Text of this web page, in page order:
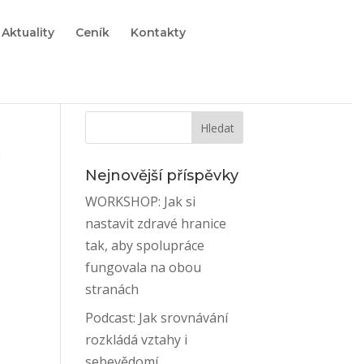
Aktuality Ceník Kontakty
Nejnovější příspěvky
WORKSHOP: Jak si
nastavit zdravé hranice
tak, aby spolupráce
fungovala na obou
stranách
Podcast: Jak srovnávání
rozkládá vztahy i